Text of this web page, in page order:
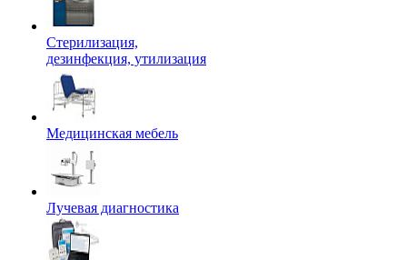
Стерилизация,
дезинфекция, утилизация
Медицинская мебель
Лучевая диагностика